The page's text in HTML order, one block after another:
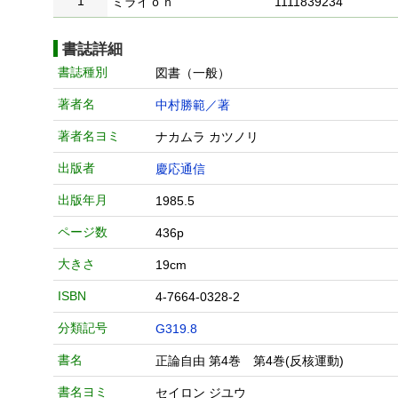
書誌詳細
書誌種別 図書（一般）
著者名 中村勝範／著
著者名ヨミ ナカムラ カツノリ
出版者 慶応通信
出版年月 1985.5
ページ数 436p
大きさ 19cm
ISBN 4-7664-0328-2
分類記号 G319.8
書名 正論自由 第4巻 第4巻(反核運動)
書名ヨミ セイロン ジユウ